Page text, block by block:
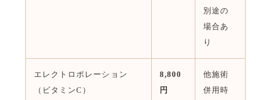
別途の
場合あ
り
エレクトロポレーション
（ビタミンC）
8,800
円
他施術
併用時